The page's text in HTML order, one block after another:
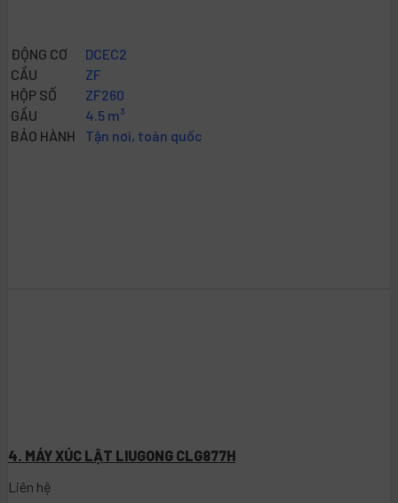
ĐỘNG CƠ
DCEC2
CẦU
ZF
HỘP SỐ
ZF260
GẦU
4.5 m³
BẢO HÀNH
Tận nơi, toàn quốc
4. MÁY XÚC LẬT LIUGONG CLG877H
Liên hệ